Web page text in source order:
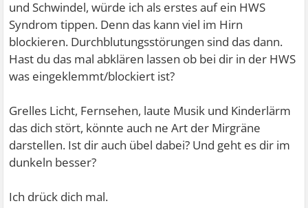
und Schwindel, würde ich als erstes auf ein HWS
Syndrom tippen. Denn das kann viel im Hirn
blockieren. Durchblutungsstörungen sind das dann.
Hast du das mal abklären lassen ob bei dir in der HWS
was eingeklemmt/blockiert ist?
Grelles Licht, Fernsehen, laute Musik und Kinderlärm
das dich stört, könnte auch ne Art der Mirgräne
darstellen. Ist dir auch übel dabei? Und geht es dir im
dunkeln besser?
Ich drück dich mal.